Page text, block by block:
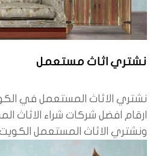
نشتري اثاث مستعمل
نشتري الاثاث المستعمل في
ارقام افضل شركات شراء الاثاث
ونشتري الاثاث المستعمل